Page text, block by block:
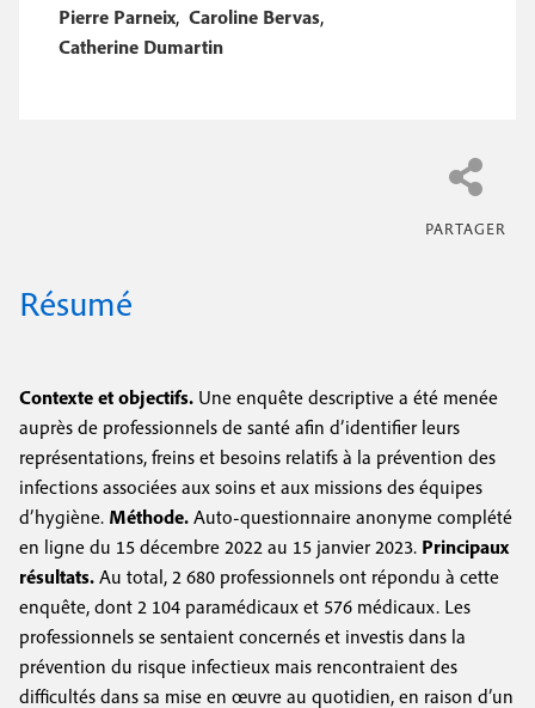
Pierre Parneix, Caroline Bervas,
Catherine Dumartin
Résumé
Contexte et objectifs. Une enquête descriptive a été menée
auprès de professionnels de santé afin d’identifier leurs
représentations, freins et besoins relatifs à la prévention des
infections associées aux soins et aux missions des équipes
d’hygiène. Méthode. Auto-questionnaire anonyme complété
en ligne du 15 décembre 2022 au 15 janvier 2023. Principaux
résultats. Au total, 2 680 professionnels ont répondu à cette
enquête, dont 2 104 paramédicaux et 576 médicaux. Les
professionnels se sentaient concernés et investis dans la
prévention du risque infectieux mais rencontraient des
difficultés dans sa mise en œuvre au quotidien, en raison d’un